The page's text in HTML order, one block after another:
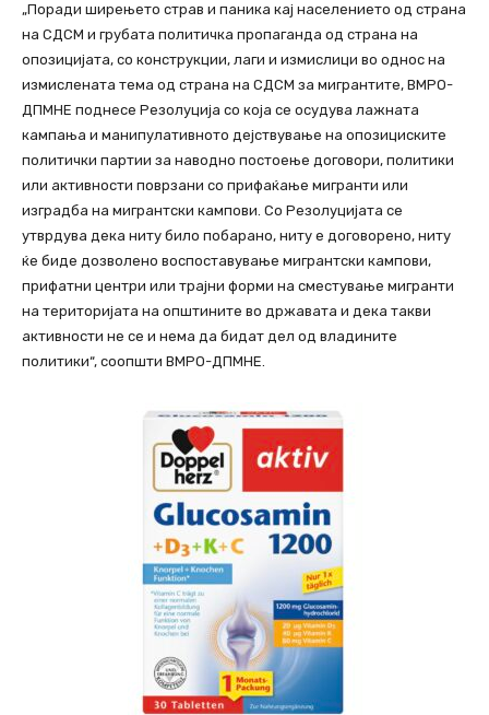
„Поради ширењето страв и паника кај населението од страна
на СДСМ и грубата политичка пропаганда од страна на
опозицијата, со конструкции, лаги и измислици во однос на
измислената тема од страна на СДСМ за мигрантите, ВМРО-
ДПМНЕ поднесе Резолуција со која се осудува лажната
кампања и манипулативното дејствување на опозициските
политички партии за наводно постоење договори, политики
или активности поврзани со прифаќање мигранти или
изградба на мигрантски кампови. Со Резолуцијата се
утврдува дека ниту било побарано, ниту е договорено, ниту
ќе биде дозволено воспоставување мигрантски кампови,
прифатни центри или трајни форми на сместување мигранти
на територијата на општините во државата и дека такви
активности не се и нема да бидат дел од владините
политики“, соопшти ВМРО-ДПМНЕ.